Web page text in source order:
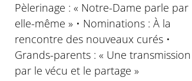
Pèlerinage : « Notre-Dame parle par
elle-même » • Nominations : À la
rencontre des nouveaux curés •
Grands-parents : « Une transmission
par le vécu et le partage »